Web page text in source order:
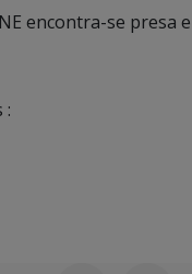
encontra-se presa
: